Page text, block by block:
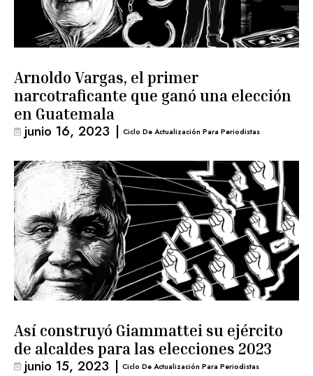
Arnoldo Vargas, el primer
narcotraficante que ganó una elección
en Guatemala
junio 16, 2023 | Ciclo De Actualización Para Periodistas
Así construyó Giammattei su ejército
de alcaldes para las elecciones 2023
junio 15, 2023 | Ciclo De Actualización Para Periodistas